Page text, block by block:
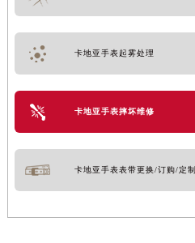
卡地亚手表起雾处理
卡地亚手表摔坏维修
卡地亚手表表带更换/订购/定制